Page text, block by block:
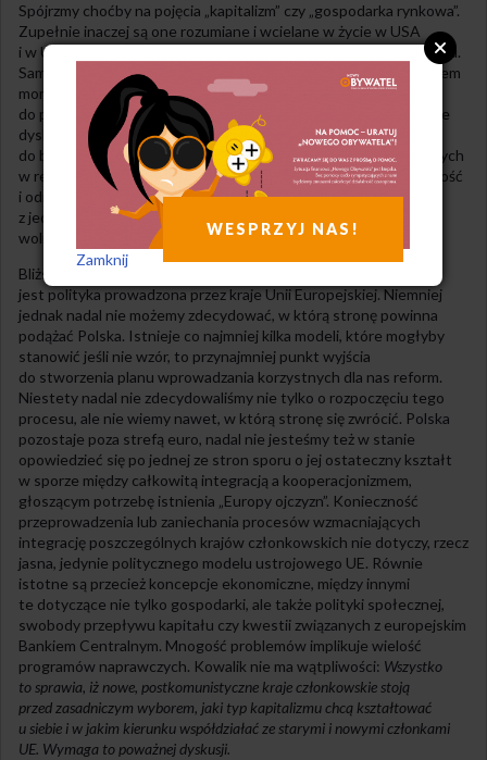
Spójrzmy choćby na pojęcia „kapitalizm” czy „gospodarka rynkowa”.
Zupełnie inaczej są one rozumiane i wcielane w życie w USA
i w Unii Europejskiej, nie mówiąc już o krajach Dalekiego Wschodu.
Sama Unia Europejska też nie stanowi przecież pod tym względem
monolitu, a zróżnicowanie podejścia państw członkowskich
do polityki społeczno-gospodarczej jest problemem nieustannie
dyskutowanym i budzącym wiele emocji. Kowalik nawołuje
do bacznego przyjrzenia się różnorodności rozwiązań stosowanych
w realnym świecie. Tylko jeśli przyjmiemy do wiadomości tę wielość
i odrzucimy możliwość całościowego przeszczepienia rozwiązań
z jednego kraju do innego, ekonomia stać się może domeną
wolności, a nie zniewolenia społeczeństw.
Bliższa naszemu krajowi, nie tylko ze względów geograficznych,
jest polityka prowadzona przez kraje Unii Europejskiej. Niemniej
jednak nadal nie możemy zdecydować, w którą stronę powinna
podążać Polska. Istnieje co najmniej kilka modeli, które mogłyby
stanowić jeśli nie wzór, to przynajmniej punkt wyjścia
do stworzenia planu wprowadzania korzystnych dla nas reform.
Niestety nadal nie zdecydowaliśmy nie tylko o rozpoczęciu tego
procesu, ale nie wiemy nawet, w którą stronę się zwrócić. Polska
pozostaje poza strefą euro, nadal nie jesteśmy też w stanie
opowiedzieć się po jednej ze stron sporu o jej ostateczny kształt
w sporze między całkowitą integracją a kooperacjonizmem,
głoszącym potrzebę istnienia „Europy ojczyzn”. Konieczność
przeprowadzenia lub zaniechania procesów wzmacniających
integrację poszczególnych krajów członkowskich nie dotyczy, rzecz
jasna, jedynie politycznego modelu ustrojowego UE. Równie
istotne są przecież koncepcje ekonomiczne, między innymi
te dotyczące nie tylko gospodarki, ale także polityki społecznej,
swobody przepływu kapitału czy kwestii związanych z europejskim
Bankiem Centralnym. Mnogość problemów implikuje wielość
programów naprawczych. Kowalik nie ma wątpliwości: Wszystko
to sprawia, iż nowe, postkomunistyczne kraje członkowskie stoją
przed zasadniczym wyborem, jaki typ kapitalizmu chcą kształtować
u siebie i w jakim kierunku współdziałać ze starymi i nowymi członkami
UE. Wymaga to poważnej dyskusji.
WESPRZYJ NAS!
Zamknij